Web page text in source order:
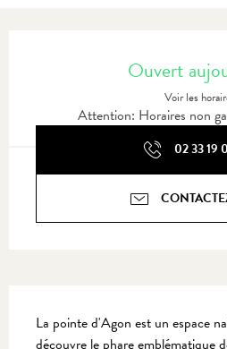
Ouvert
Voir les
Attention: Horaires non
02 33 19
La pointe d'Agon est un espace
découvre le phare emblématique